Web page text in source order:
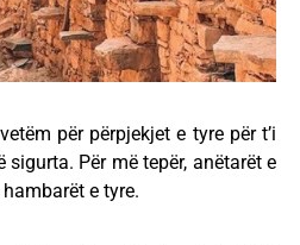
për përpjekjet e tyre për t’i
Për më tepër, anëtarët e
e tyre.